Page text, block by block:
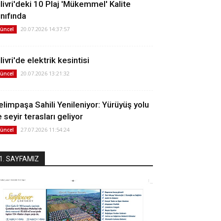
10 Plaj 'Mükemmel' Kalite
20.07.2026 14:37:57
elektrik kesintisi
20.07.2026 13:21:32
Sahili Yenileniyor: Yürüyüş yolu
seyir terasları geliyor
27.07.2026 11:54:24
1. SAYFAMIZ